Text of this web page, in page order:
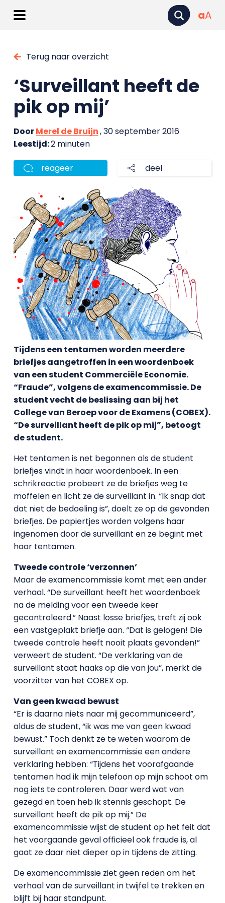
aA
Terug naar overzicht
‘Surveillant heeft de
pik op mij’
DoorMerel de Bruijn, 30 september 2016
Leestijd:2 minuten
reageer deel
Tijdens een tentamen worden meerdere
briefjes aangetroffen in een woordenboek
van een student Commerciële Economie.
“Fraude”, volgens de examencommissie. De
student vecht de beslissing aan bij het
College van Beroep voor de Examens (COBEX).
“De surveillant heeft de pik op mij”, betoogt
de student.
Het tentamen is net begonnen als de student
briefjes vindt in haar woordenboek. In een
schrikreactie probeert ze de briefjes weg te
moffelen en licht ze de surveillant in. “Ik snap dat
dat niet de bedoeling is”, doelt ze op de gevonden
briefjes. De papiertjes worden volgens haar
ingenomen door de surveillant en ze begint met
haar tentamen.
Tweede controle ‘verzonnen’
Maar de examencommissie komt met een ander
verhaal. “De surveillant heeft het woordenboek
na de melding voor een tweede keer
gecontroleerd.” Naast losse briefjes, treft zij ook
een vastgeplakt briefje aan. “Dat is gelogen! Die
tweede controle heeft nooit plaats gevonden!”
verweert de student. “De verklaring van de
surveillant staat haaks op die van jou”, merkt de
voorzitter van het COBEX op.
Van geen kwaad bewust
“Er is daarna niets naar mij gecommuniceerd”,
aldus de student, “ik was me van geen kwaad
bewust.” Toch denkt ze te weten waarom de
surveillant en examencommissie een andere
verklaring hebben: “Tijdens het voorafgaande
tentamen had ik mijn telefoon op mijn schoot om
nog iets te controleren. Daar werd wat van
gezegd en toen heb ik stennis geschopt. De
surveillant heeft de pik op mij.” De
examencommissie wijst de student op het feit dat
het voorgaande geval officieel ook fraude is, al
gaat ze daar niet dieper op in tijdens de zitting.
De examencommissie ziet geen reden om het
verhaal van de surveillant in twijfel te trekken en
blijft bij haar standpunt.